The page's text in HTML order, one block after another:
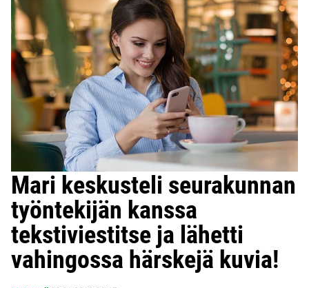
Mari keskusteli seurakunnan
työntekijän kanssa
tekstiviestitse ja lähetti
vahingossa härskejä kuvia!